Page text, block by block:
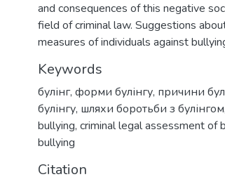
and consequences of this negative
field of criminal law. Suggestions
measures of individuals against
Keywords
булінг, форми булінгу, причини
булінгу, шляхи боротьби з булінгом,
bullying, criminal legal assessment of
bullying
Citation